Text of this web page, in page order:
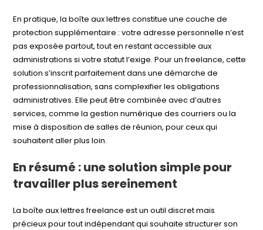
En pratique, la boîte aux lettres constitue une couche de
protection supplémentaire : votre adresse personnelle n’est
pas exposée partout, tout en restant accessible aux
administrations si votre statut l’exige. Pour un freelance, cette
solution s’inscrit parfaitement dans une démarche de
professionnalisation, sans complexifier les obligations
administratives. Elle peut être combinée avec d’autres
services, comme la gestion numérique des courriers ou la
mise à disposition de salles de réunion, pour ceux qui
souhaitent aller plus loin.
En résumé : une solution simple pour
travailler plus sereinement
La boîte aux lettres freelance est un outil discret mais
précieux pour tout indépendant qui souhaite structurer son